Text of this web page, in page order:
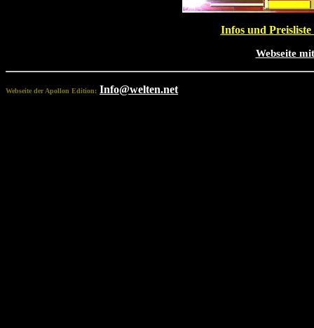
Infos und
Webseite
Webseite der Apollon Edition: Info@welten.net